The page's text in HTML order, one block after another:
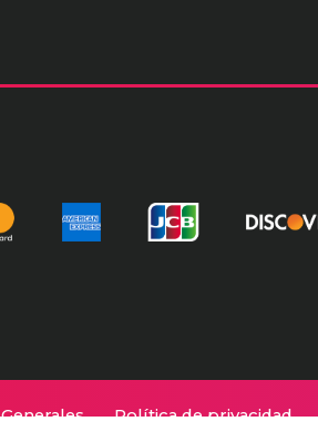
Política de privacidad